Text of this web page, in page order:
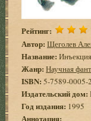
Рейтинг:
Автор: Щеголев
Название:
Жанр: Научная
ISBN: 5-7589-0005-2
Издательский дом:
Год издания: 1995
Аннотация: